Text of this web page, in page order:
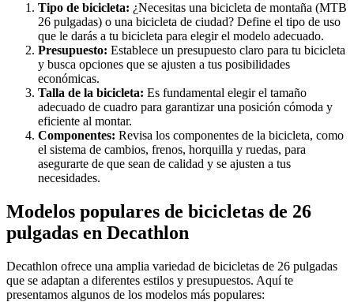
Tipo de bicicleta: ¿Necesitas una bicicleta de montaña (MTB
26 pulgadas) o una bicicleta de ciudad? Define el tipo de uso
que le darás a tu bicicleta para elegir el modelo adecuado.
Presupuesto: Establece un presupuesto claro para tu bicicleta
y busca opciones que se ajusten a tus posibilidades
económicas.
Talla de la bicicleta: Es fundamental elegir el tamaño
adecuado de cuadro para garantizar una posición cómoda y
eficiente al montar.
Componentes: Revisa los componentes de la bicicleta, como
el sistema de cambios, frenos, horquilla y ruedas, para
asegurarte de que sean de calidad y se ajusten a tus
necesidades.
Modelos populares de bicicletas de 26
pulgadas en Decathlon
Decathlon ofrece una amplia variedad de bicicletas de 26 pulgadas
que se adaptan a diferentes estilos y presupuestos. Aquí te
presentamos algunos de los modelos más populares: